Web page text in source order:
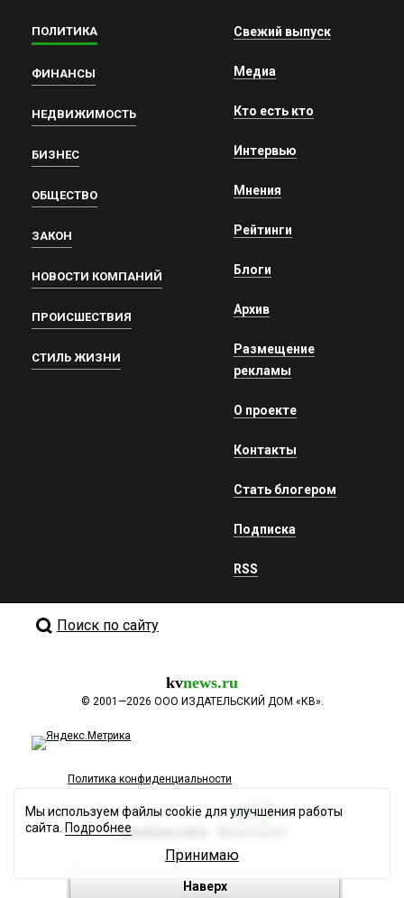
ПОЛИТИКА
ФИНАНСЫ
НЕДВИЖИМОСТЬ
БИЗНЕС
ОБЩЕСТВО
ЗАКОН
НОВОСТИ КОМПАНИЙ
ПРОИСШЕСТВИЯ
СТИЛЬ ЖИЗНИ
Свежий выпуск
Медиа
Кто есть кто
Интервью
Мнения
Рейтинги
Блоги
Архив
Размещение
рекламы
О проекте
Контакты
Стать блогером
Подписка
RSS
Поиск по сайту
kvnews.ru
© 2001—2026 ООО ИЗДАТЕЛЬСКИЙ ДОМ «КВ».
Политика конфиденциальности
Разработка сайта
Наверх
Мы используем файлы cookie для улучшения работы
сайта. Подробнее
Принимаю